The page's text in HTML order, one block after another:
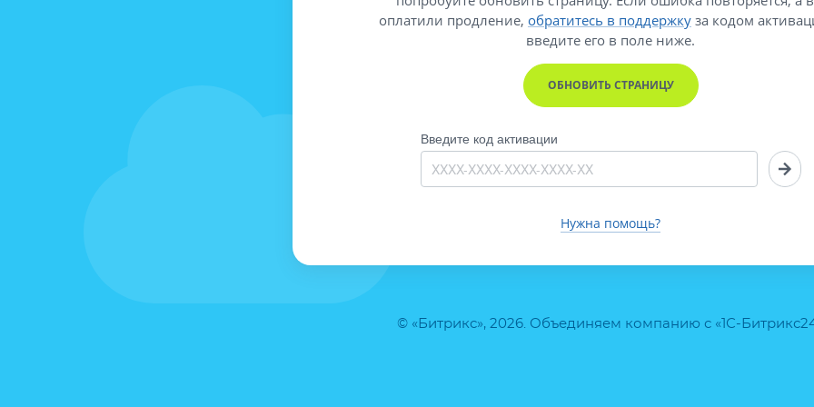
© «Битрикс», 2026. Объединяем компанию с «1С-
оплатили продление, обратитесь в поддержку за кодом
введите его в поле ниже.
ОБНОВИТЬ СТРАНИЦУ
Введите код активации
Нужна помощь?